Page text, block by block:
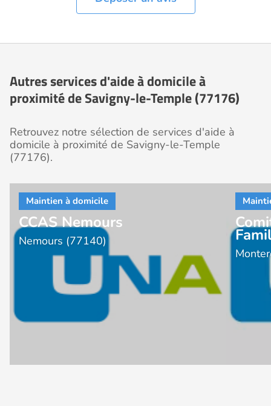
Autres services d'aide à domicile à
proximité de Savigny-le-Temple (77176)
Retrouvez notre sélection de services d'aide à
domicile à proximité de Savigny-le-Temple
(77176).
CCAS Nemours
Nemours (77140)